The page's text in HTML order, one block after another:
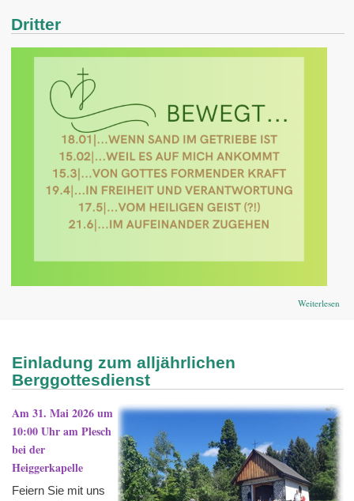
Dritter
Weiterlesen
Einladung zum alljährlichen
Berggottesdienst
Am 31. Mai 2026 um
10:00 Uhr am Plesch
bei der
Heiggerkapelle
Feiern Sie mit uns